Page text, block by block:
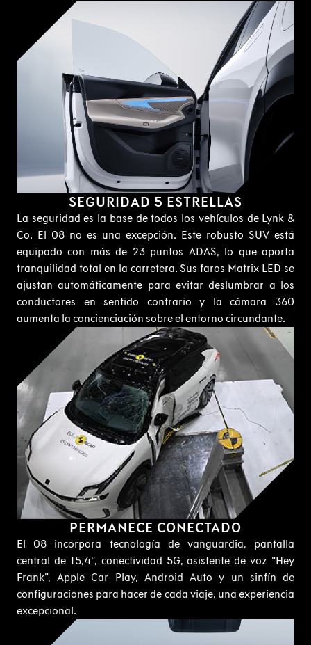
SEGURIDAD 5 ESTRELLAS
La seguridad es la base de todos los vehículos de Lynk &
Co. El 08 no es una excepción. Este robusto SUV está
equipado con más de 23 puntos ADAS, lo que aporta
tranquilidad total en la carretera. Sus faros Matrix LED se
ajustan automáticamente para evitar deslumbrar a los
conductores en sentido contrario y la cámara 360
aumenta la concienciación sobre el entorno circundante.
PERMANECE CONECTADO
El 08 incorpora tecnología de vanguardia, pantalla
central de 15,4", conectividad 5G, asistente de voz "Hey
Frank", Apple Car Play, Android Auto y un sinfín de
configuraciones para hacer de cada viaje, una experiencia
excepcional.